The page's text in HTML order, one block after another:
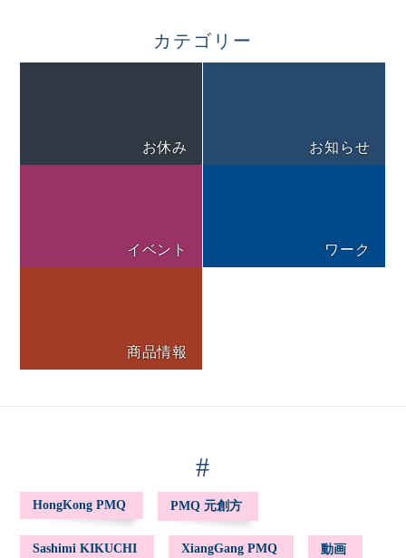
カテゴリー
お休み お知らせ
イベント ワーク
商品情報
#
HongKong PMQ PMQ 元創方
Sashimi KIKUCHI XiangGang PMQ 動画